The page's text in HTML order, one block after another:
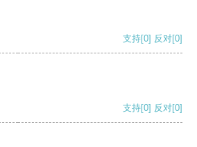
支持[0] 反对[0]
支持[0] 反对[0]